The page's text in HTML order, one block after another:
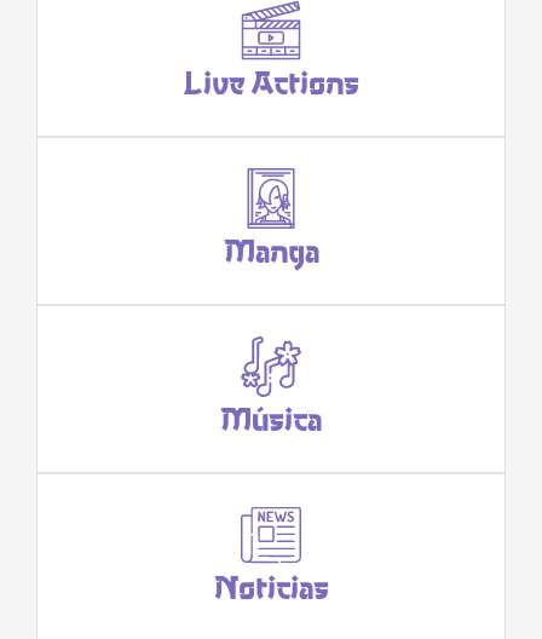
Live Actions
Manga
Música
Noticias